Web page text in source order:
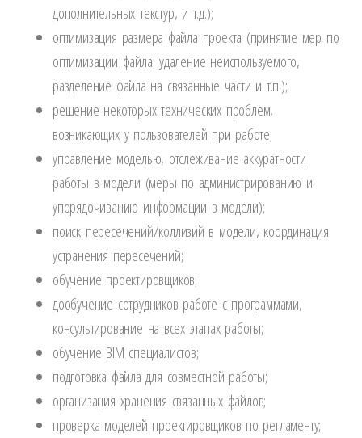
дополнительных текстур, и т.д.);
оптимизация размера файла проекта (принятие мер по
оптимизации файла: удаление неиспользуемого,
разделение файла на связанные части и т.п.);
решение некоторых технических проблем,
возникающих у пользователей при работе;
управление моделью, отслеживание аккуратности
работы в модели (меры по администрированию и
упорядочиванию информации в модели);
поиск пересечений/коллизий в модели, координация
устранения пересечений;
обучение проектировщиков;
дообучение сотрудников работе с программами,
консультирование на всех этапах работы;
обучение BIM специалистов;
подготовка файла для совместной работы;
организация хранения связанных файлов;
проверка моделей проектировщиков по регламенту;